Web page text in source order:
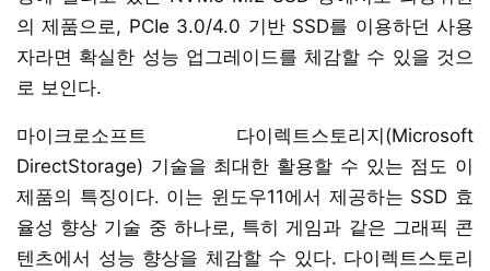
의 제품으로, PCIe 3.0/4.0 기반 SSD를 이용하던 사용
자라면 확실한 성능 업그레이드를 체감할 수 있을 것으
로 보인다.
마이크로소프트 다이렉트스토리지(Microsoft
DirectStorage) 기술을 최대한 활용할 수 있는 점도 이
제품의 특징이다. 이는 윈도우11에서 제공하는 SSD 효
율성 향상 기술 중 하나로, 특히 게임과 같은 그래픽 콘
텐츠에서 성능 향상을 체감할 수 있다. 다이렉트스토리